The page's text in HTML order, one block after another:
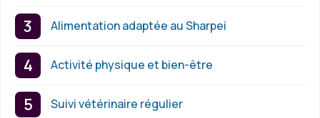
Alimentation adaptée au Sharpei
Activité physique et bien-être
Suivi vétérinaire régulier